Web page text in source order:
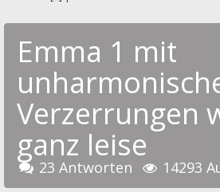
Emma 1 mit
Verzerrungen
ganz leise
23 Antworten 14293